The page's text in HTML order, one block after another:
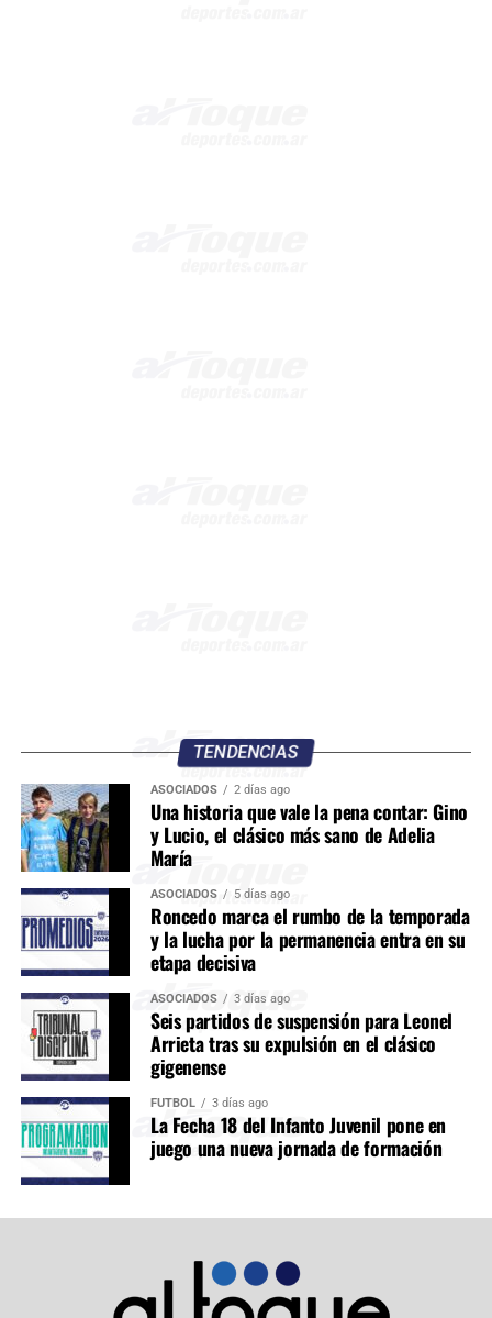
TENDENCIAS
ASOCIADOS 2 días ago
Una historia que vale la pena contar: Gino
y Lucio, el clásico más sano de Adelia
María
ASOCIADOS 5 días ago
Roncedo marca el rumbo de la temporada
y la lucha por la permanencia entra en su
etapa decisiva
ASOCIADOS 3 días ago
Seis partidos de suspensión para Leonel
Arrieta tras su expulsión en el clásico
gigenense
FÚTBOL 3 días ago
La Fecha 18 del Infanto Juvenil pone en
juego una nueva jornada de formación